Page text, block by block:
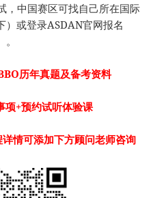
，中国赛区可找自己所在国际
）或登录ASDAN官网报名
历年真题及备考资料
项+预约试听体验课
情可添加下方顾问老师咨询